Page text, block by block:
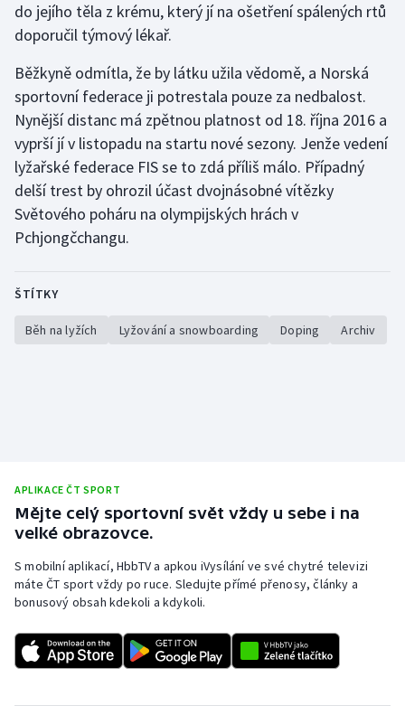
Parasport
Plavání
Plážový volejbal
Ragby
Rychlobruslení
Rychlostní kanoistika
Short track
Sportovní střelba
Volejbal
Ostatní
do jejího těla z krému, který jí na ošetření spálených rtů
doporučil týmový lékař.
Běžkyně odmítla, že by látku užila vědomě, a Norská
sportovní federace ji potrestala pouze za nedbalost.
Nynější distanc má zpětnou platnost od 18. října 2016 a
vyprší jí v listopadu na startu nové sezony. Jenže vedení
lyžařské federace FIS se to zdá příliš málo. Případný
delší trest by ohrozil účast dvojnásobné vítězky
Světového poháru na olympijských hrách v
Pchjongčchangu.
ŠTÍTKY
Běh na lyžích Lyžování a snowboarding Doping Archiv
APLIKACE ČT SPORT
Mějte celý sportovní svět vždy u sebe i na
velké obrazovce.
S mobilní aplikací, HbbTV a apkou iVysílání ve své chytré televizi
máte ČT sport vždy po ruce. Sledujte přímé přenosy, články a
bonusový obsah kdekoli a kdykoli.